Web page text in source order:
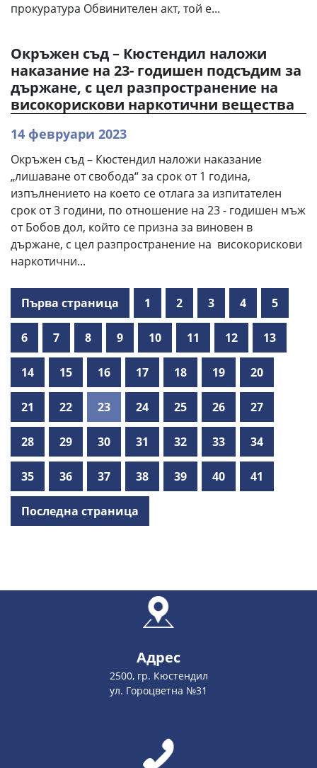
прокуратура Обвинителен акт, той е...
Окръжен съд – Кюстендил наложи
наказание на 23- годишен подсъдим за
държане, с цел разпространение на
високорискови наркотични вещества
14 февруари 2023
Окръжен съд – Кюстендил наложи наказание
„лишаване от свобода“ за срок от 1 година,
изпълнението на което се отлага за изпитателен
срок от 3 години, по отношение на 23 - годишен мъж
от Бобов дол, който се призна за виновен в
държане, с цел разпространение на високорискови
наркотични...
Първа страница 1 2 3 4 5
6 7 8 9 10 11 12 13
14 15 16 17 18 19 20
21 22 23 24 25 26 27
28 29 30 31 32 33 34
35 36 37 38 39 40 41
Последна страница
Адрес
2500, гр. Кюстендил
ул. Гороцветна №31